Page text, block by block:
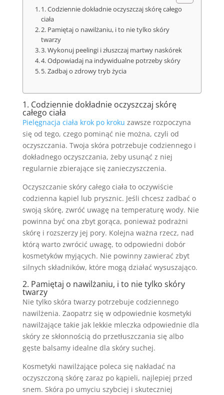
1. Codziennie dokładnie oczyszczaj skórę całego
ciała
2. Pamiętaj o nawilżaniu, i to nie tylko skóry
twarzy
3. Wykonuj peelingi i złuszczaj martwy naskórek
4. Odpowiadaj na indywidualne potrzeby skóry
5. Zadbaj o zdrowy tryb życia
1. Codziennie dokładnie oczyszczaj skórę
całego ciała
Pielęgnacja ciała krok po kroku zawsze rozpoczyna
się od tego, czego pominąć nie można, czyli od
oczyszczania. Twoja skóra potrzebuje codziennego i
dokładnego oczyszczania, żeby usunąć z niej
regularnie zbierające się zanieczyszczenia.
Oczyszczanie skóry całego ciała to oczywiście
codzienna kąpiel lub prysznic. Jeśli chcesz zadbać o
swoją skórę, zwróć uwagę na temperaturę wody. Nie
powinna być ona zbyt gorąca, ponieważ podrażni
skórę i rozszerzy jej pory. Kolejna ważna rzecz, nad
którą warto zwrócić uwagę, to odpowiedni dobór
kosmetyków myjących. Nie powinny zawierać zbyt
silnych składników, które mogą działać wysuszająco.
2. Pamiętaj o nawilżaniu, i to nie tylko skóry
twarzy
Nie tylko skóra twarzy potrzebuje codziennego
nawilżenia. Zaopatrz się w odpowiednie kosmetyki
nawilżające takie jak lekkie mleczka odpowiednie dla
skóry ze skłonnością do przetłuszczania się albo
gęste balsamy idealne dla skóry suchej.
Kosmetyki nawilżające poleca się nakładać na
oczyszczoną skórę zaraz po kąpieli, najlepiej przed
snem. Skóra po umyciu szybciej i skuteczniej